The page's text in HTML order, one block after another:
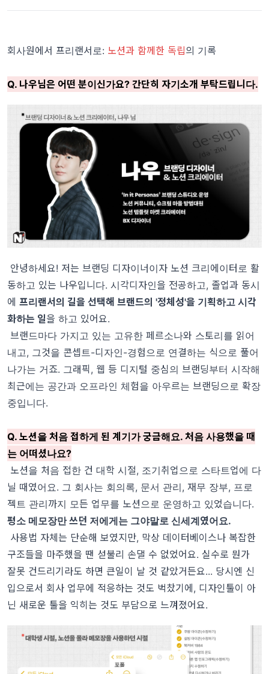
회사원에서 프리랜서로: 노션과 함께한 독립의 기록
Q. 나우님은 어떤 분이신가요? 간단히 자기소개 부탁드립니다.
안녕하세요! 저는 브랜딩 디자이너이자 노션 크리에이터로 활
동하고 있는 나우입니다. 시각디자인을 전공하고, 졸업과 동시
에 프리랜서의 길을 선택해 브랜드의 '정체성'을 기획하고 시각
화하는 일을 하고 있어요.
브랜드마다 가지고 있는 고유한 페르소나와 스토리를 읽어
내고, 그것을 콘셉트-디자인-경험으로 연결하는 식으로 풀어
나가는 거죠. 그래픽, 웹 등 디지털 중심의 브랜딩부터 시작해
최근에는 공간과 오프라인 체험을 아우르는 브랜딩으로 확장
중입니다.
Q. 노션을 처음 접하게 된 계기가 궁금해요. 처음 사용했을 때
는 어떠셨나요?
노션을 처음 접한 건 대학 시절, 조기취업으로 스타트업에 다
닐 때였어요. 그 회사는 회의록, 문서 관리, 재무 장부, 프로
젝트 관리까지 모든 업무를 노션으로 운영하고 있었습니다.
평소 메모장만 쓰던 저에게는 그야말로 신세계였어요.
사용법 자체는 단순해 보였지만, 막상 데이터베이스나 복잡한
구조들을 마주했을 땐 섣불리 손댈 수 없었어요. 실수로 뭔가
잘못 건드리기라도 하면 큰일이 날 것 같았거든요... 당시엔 신
입으로서 회사 업무에 적응하는 것도 벅찼기에, 디자인툴이 아
닌 새로운 툴을 익히는 것도 부담으로 느껴졌어요.